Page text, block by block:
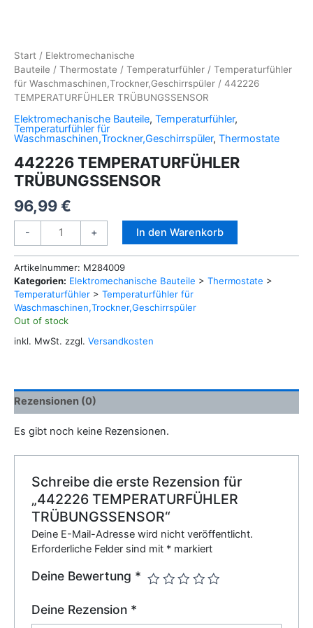
Start / Elektromechanische
Bauteile / Thermostate / Temperaturfühler / Temperaturfühler
für Waschmaschinen,Trockner,Geschirrspüler / 442226
TEMPERATURFÜHLER TRÜBUNGSSENSOR
Elektromechanische Bauteile, Temperaturfühler,
Temperaturfühler für
Waschmaschinen,Trockner,Geschirrspüler, Thermostate
442226 TEMPERATURFÜHLER
TRÜBUNGSSENSOR
96,99€
-
TRÜBUNGSSENSOR
Menge
+ In den Warenkorb
Artikelnummer: M284009
Kategorien: Elektromechanische Bauteile > Thermostate >
Temperaturfühler > Temperaturfühler für
Waschmaschinen,Trockner,Geschirrspüler
Out of stock
inkl. MwSt. zzgl. Versandkosten
Rezensionen (0)
Es gibt noch keine Rezensionen.
Schreibe die erste Rezension für
„442226 TEMPERATURFÜHLER
TRÜBUNGSSENSOR“
Deine E-Mail-Adresse wird nicht veröffentlicht.
Erforderliche Felder sind mit * markiert
Deine Bewertung *
Deine Rezension *